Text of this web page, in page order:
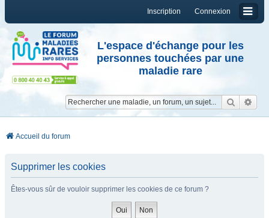
Connexion
Inscription
L'espace d'échange pour les
personnes touchées par une
maladie rare
Accueil du forum
Supprimer les cookies
Êtes-vous sûr de vouloir supprimer les cookies de ce forum ?